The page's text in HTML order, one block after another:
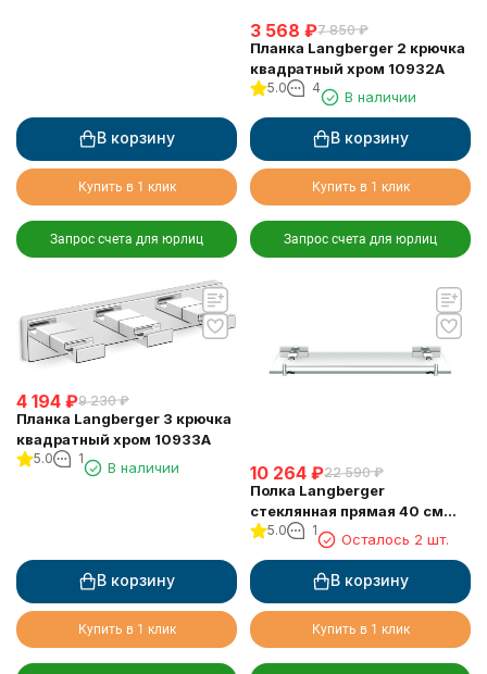
В корзину
Купить в 1 клик
Запрос счета для юрлиц
3 568 ₽7 850 ₽
Планка Langberger 2 крючка
квадратный хром 10932A
5.0 4
В наличии
В корзину
Купить в 1 клик
Запрос счета для юрлиц
4 194 ₽9 230 ₽
Планка Langberger 3 крючка
квадратный хром 10933A
5.0 1
В наличии
В корзину
Купить в 1 клик
10 264 ₽22 590 ₽
Полка Langberger
стеклянная прямая 40 см
10951D
5.0 1
Осталось 2 шт.
В корзину
Купить в 1 клик